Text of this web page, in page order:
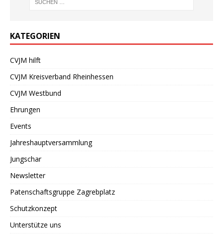
KATEGORIEN
CVJM hilft
CVJM Kreisverband Rheinhessen
CVJM Westbund
Ehrungen
Events
Jahreshauptversammlung
Jungschar
Newsletter
Patenschaftsgruppe Zagrebplatz
Schutzkonzept
Unterstütze uns